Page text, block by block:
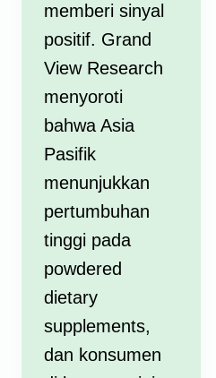
memberi sinyal
positif. Grand
View Research
menyoroti
bahwa Asia
Pasifik
menunjukkan
pertumbuhan
tinggi pada
powdered
dietary
supplements,
dan konsumen